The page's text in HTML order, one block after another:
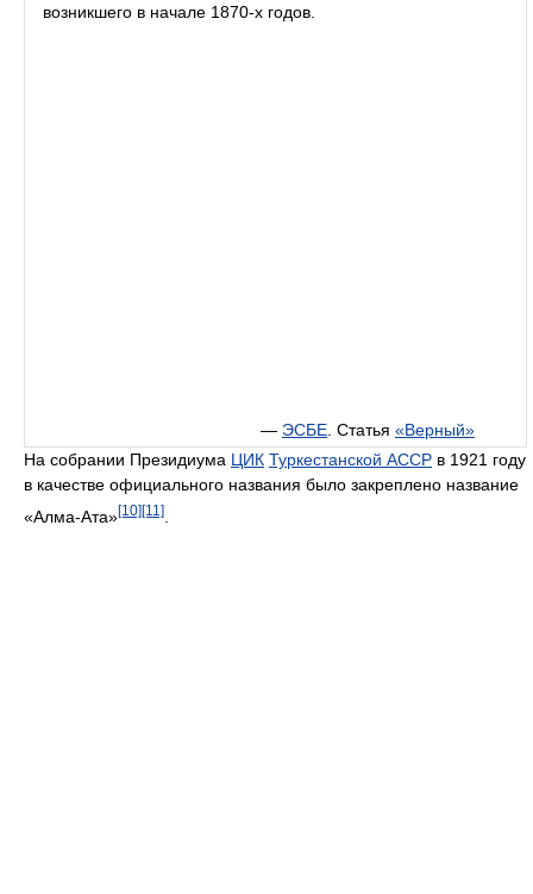
возникшего в начале 1870-х годов.
— ЭСБЕ . Статья «Верный»
На собрании Президиума ЦИК Туркестанской АССР в 1921 году
в качестве официального названия было закреплено название
«Алма-Ата»[10][11]